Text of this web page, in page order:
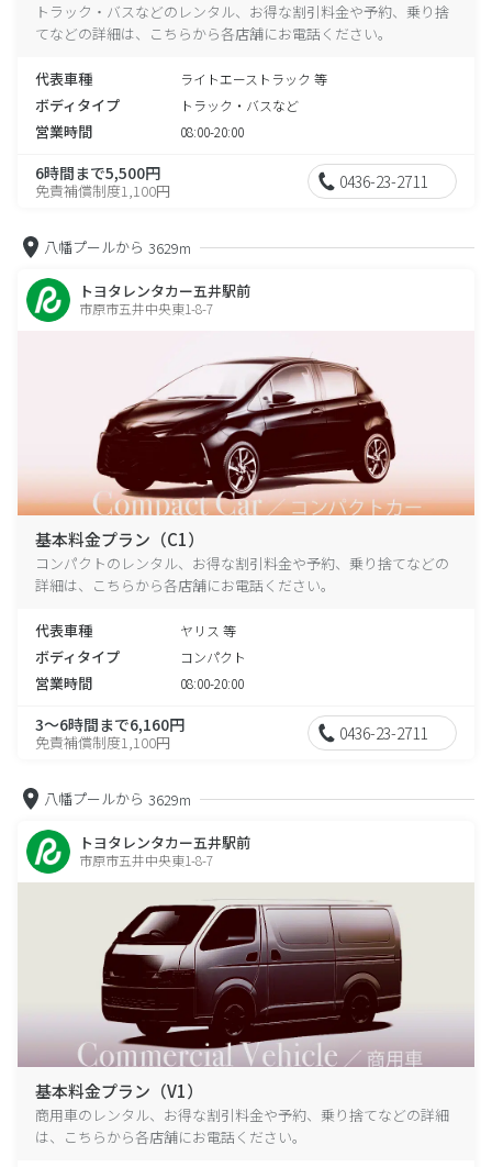
トラック・バスなどのレンタル、お得な割引料金や予約、乗り捨
てなどの詳細は、こちらから各店舗にお電話ください。
代表車種 ライトエーストラック 等
ボディタイプ トラック・バスなど
営業時間 08:00-20:00
6時間まで5,500円
免責補償制度1,100円 0436-23-2711
八幡プールから 3629m
トヨタレンタカー五井駅前
市原市五井中央東1-8-7
基本料金プラン（C1）
コンパクトのレンタル、お得な割引料金や予約、乗り捨てなどの
詳細は、こちらから各店舗にお電話ください。
代表車種 ヤリス 等
ボディタイプ コンパクト
営業時間 08:00-20:00
3～6時間まで6,160円
免責補償制度1,100円 0436-23-2711
八幡プールから 3629m
トヨタレンタカー五井駅前
市原市五井中央東1-8-7
基本料金プラン（V1）
商用車のレンタル、お得な割引料金や予約、乗り捨てなどの詳細
は、こちらから各店舗にお電話ください。